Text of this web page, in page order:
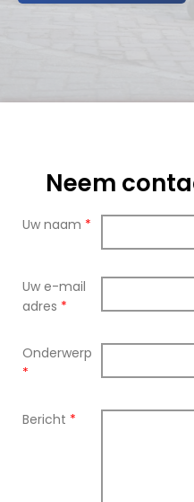
Neem
Uw naam *
Uw e-mail
adres *
Onderwerp
*
Bericht *